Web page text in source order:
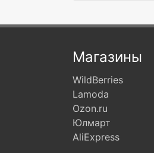
Магазины
WildBerries
Lamoda
Ozon.ru
Юлмарт
AliExpress